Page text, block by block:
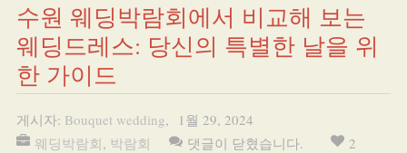
수원 웨딩박람회에서 비교해 보는
웨딩드레스: 당신의 특별한 날을 위
한 가이드
게시자: Bouquet wedding,
1월 29, 2024
웨딩박람회, 박람회 댓글이 닫혔습니다.
2